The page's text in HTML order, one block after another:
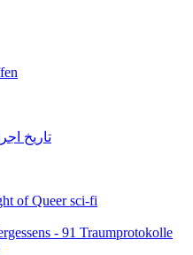
Date of Performance |تاریخ اجرا
of Queer sci-fi
- 91 Traumprotokolle